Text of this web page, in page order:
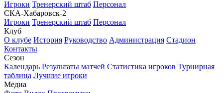
Игроки Тренерский штаб Персонал
СКА-Хабаровск-2
Игроки Тренерский штаб Персонал
Клуб
О клубе История Руководство Администрация Стадион
Контакты
Сезон
Календарь Результаты матчей Статистика игроков Турнирная
таблица Лучшие игроки
Медиа